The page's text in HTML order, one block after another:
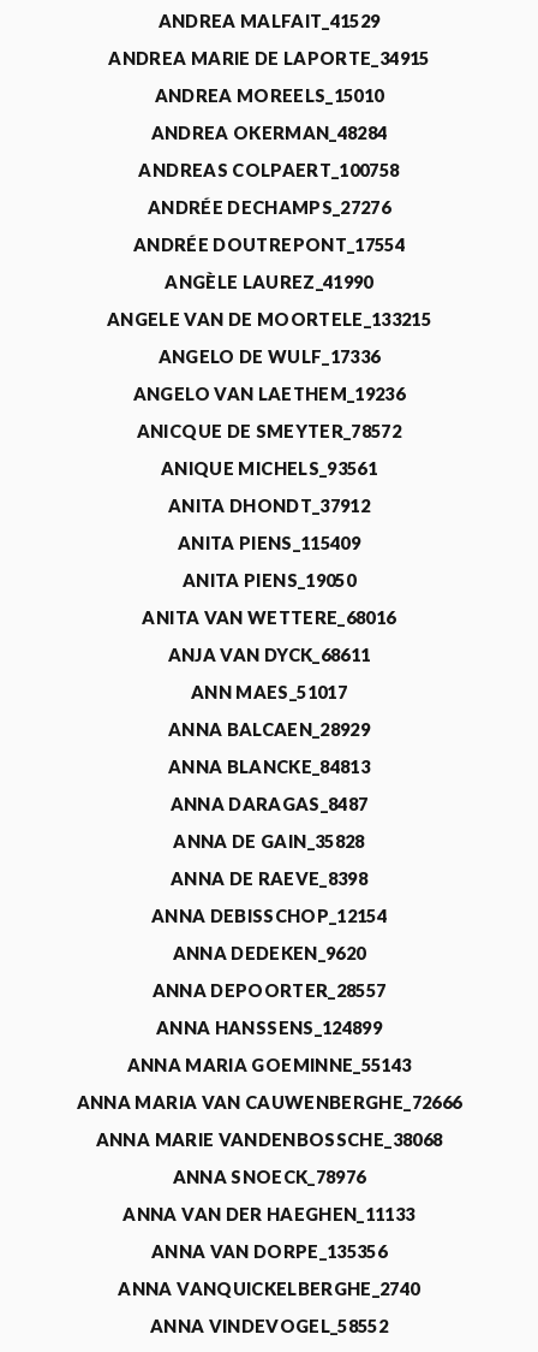
ANDREA MALFAIT_41529
ANDREA MARIE DE LAPORTE_34915
ANDREA MOREELS_15010
ANDREA OKERMAN_48284
ANDREAS COLPAERT_100758
ANDRÉE DECHAMPS_27276
ANDRÉE DOUTREPONT_17554
ANGÈLE LAUREZ_41990
ANGELE VAN DE MOORTELE_133215
ANGELO DE WULF_17336
ANGELO VAN LAETHEM_19236
ANICQUE DE SMEYTER_78572
ANIQUE MICHELS_93561
ANITA DHONDT_37912
ANITA PIENS_115409
ANITA PIENS_19050
ANITA VAN WETTERE_68016
ANJA VAN DYCK_68611
ANN MAES_51017
ANNA BALCAEN_28929
ANNA BLANCKE_84813
ANNA DARAGAS_8487
ANNA DE GAIN_35828
ANNA DE RAEVE_8398
ANNA DEBISSCHOP_12154
ANNA DEDEKEN_9620
ANNA DEPOORTER_28557
ANNA HANSSENS_124899
ANNA MARIA GOEMINNE_55143
ANNA MARIA VAN CAUWENBERGHE_72666
ANNA MARIE VANDENBOSSCHE_38068
ANNA SNOECK_78976
ANNA VAN DER HAEGHEN_11133
ANNA VAN DORPE_135356
ANNA VANQUICKELBERGHE_2740
ANNA VINDEVOGEL_58552